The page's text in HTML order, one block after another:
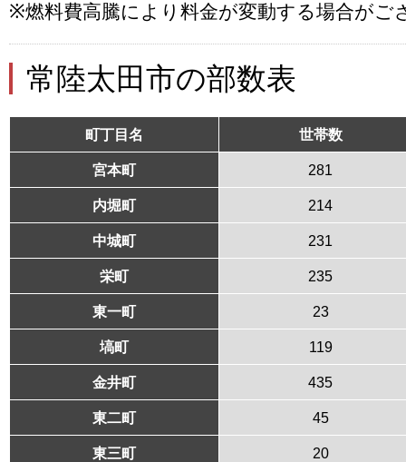
※燃料費高騰により料金が変動する場合がご
常陸太田市の部数表
町丁目名 世帯数
宮本町 281
内堀町 214
中城町 231
栄町 235
東一町 23
塙町 119
金井町 435
東二町 45
東三町 20